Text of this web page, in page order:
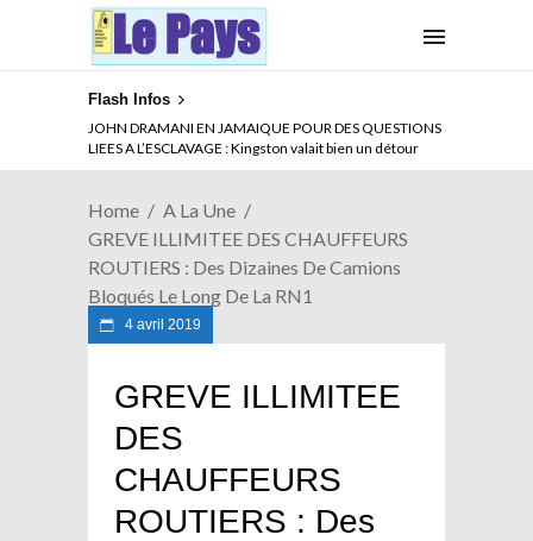
Flash Infos
JOHN DRAMANI EN JAMAIQUE POUR DES QUESTIONS
LIEES A L’ESCLAVAGE : Kingston valait bien un détour
ABSENCE PROLONGEE DE PAUL BIYA DU CAMEROUN :
Qui pilote le Cameroun ?
Home
A La Une
GREVE ILLIMITEE DES CHAUFFEURS
ROUTIERS : Des Dizaines De Camions
Bloqués Le Long De La RN1
4 avril 2019
GREVE ILLIMITEE
DES
CHAUFFEURS
ROUTIERS : Des